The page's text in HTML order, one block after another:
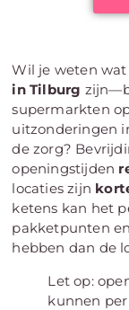
Wil je weten wat
in Tilburg
supermarkten
uitzonderingen
de zorg?
openingstijden
locaties zijn
ketens kan het
pakketpunten
hebben dan de
Let op:
kunnen